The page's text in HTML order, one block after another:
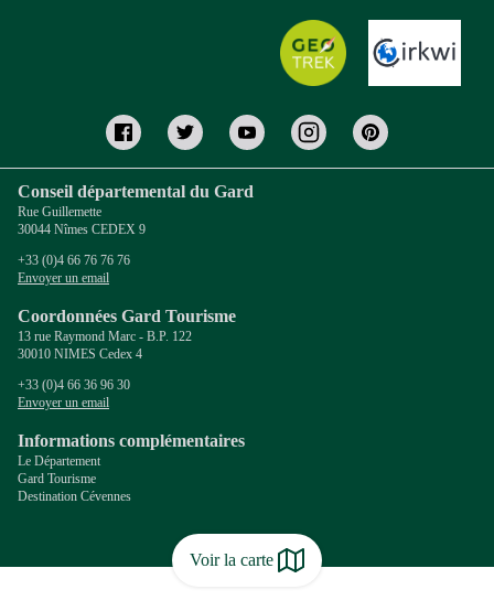
Voir la carte
Conseil départemental du Gard
Rue Guillemette
30044 Nîmes CEDEX 9
+33 (0)4 66 76 76 76
Envoyer un email
Coordonnées Gard Tourisme
13 rue Raymond Marc - B.P. 122
30010 NIMES Cedex 4
+33 (0)4 66 36 96 30
Envoyer un email
Informations complémentaires
Le Département
Gard Tourisme
Destination Cévennes